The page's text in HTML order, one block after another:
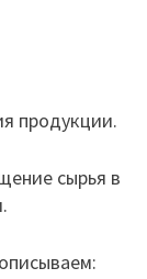
продукции.
сырья в